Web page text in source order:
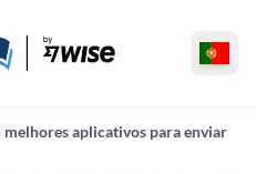
melhores aplicativos para enviar